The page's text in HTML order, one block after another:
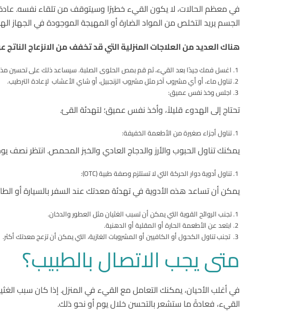
في معظم الحالات، لا يكون القيء خطيرًا وسيتوقف من تلقاء نفسه.
الجسم يريد التخلص من المواد الضارة أو المهيجة الموجودة في
هناك العديد من العلاجات المنزلية التي قد تخفف من الانزعاج
اغسل فمك جيدًا بعد القيء، ثم قم بمص الحلوى الصلبة. سيساعد ذلك على تحسين
تناول ماء، أو أي مشروب آخر مثل مشروب الزنجبيل، أو شاي الأعشاب لإعادة الترطيب.
اجلس وخذ نفس عميق:
تحتاج إلى الهدوء قليلاً، وأخذ نفس عميق؛ لتهدئة القئ.
تناول أجزاء صغيرة من الأطعمة الخفيفة:
يمكنك تناول الحبوب والأرز والدجاج العادي والخبز المحمص. انتظر نصف
تناول أدوية دوار الحركة التي لا تستلزم وصفة طبية (OTC):
يمكن أن تساعد هذه الأدوية في تهدئة معدتك عند السفر بالسيارة أو
تجنب الروائح القوية التي يمكن أن تسبب الغثيان مثل العطور والدخان.
ابتعد عن الأطعمة الحارة أو المقلية أو الدهنية.
تجنب تناول الكحول أو الكافيين أو المشروبات الغازية، التي يمكن أن تزعج معدتك أكثر.
متى يجب الاتصال بالطبيب؟
في أغلب الأحيان، يمكنك التعامل مع القيء في المنزل. إذا كان سبب
القيء، فعادةً ما ستشعر بالتحسن خلال يوم أو نحو ذلك.